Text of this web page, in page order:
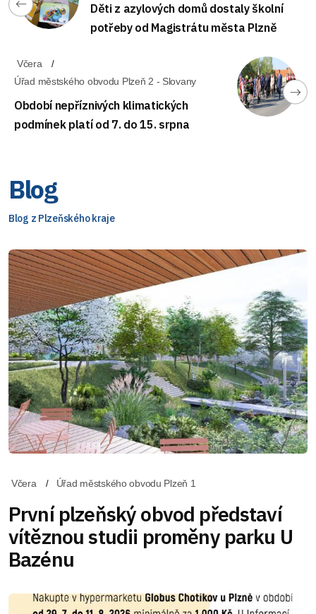
Děti z azylových domů dostaly školní
potřeby od Magistrátu města Plzně
Včera
Úřad městského obvodu Plzeň 2 - Slovany
Období nepříznivých klimatických
podmínek platí od 7. do 15. srpna
Blog
Blog z Plzeňského kraje
Včera Úřad městského obvodu Plzeň 1
První plzeňský obvod představí
vítěznou studii proměny parku U
Bazénu